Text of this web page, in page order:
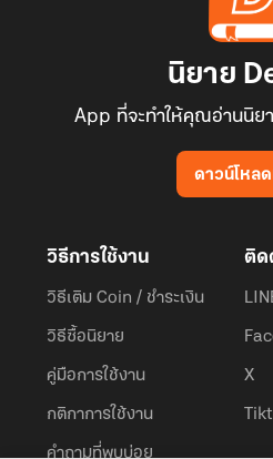
นิยาย
App ที่จะทำให้คุณอ่านนิย
ดาวน์โหล
วิธีการใช้งาน
วิธีเติม Coin / ชำระเงิน
วิธีซื้อนิยาย
คู่มือการใช้งาน
กติกาการใช้งาน
คำถามที่พบบ่อย
ติด
X